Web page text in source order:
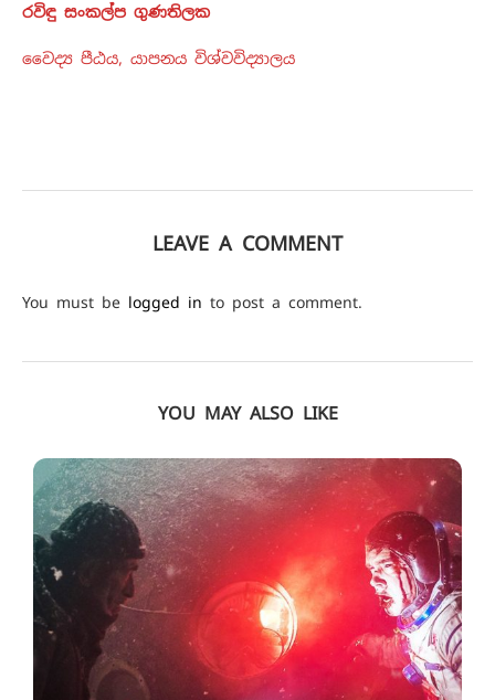
රවිඳු සංකල්ප ගුණතිලක
වෛද්‍ය පීඨය, යාපනය විශ්වවිද්‍යාලය
LEAVE A COMMENT
You must be logged in to post a comment.
YOU MAY ALSO LIKE